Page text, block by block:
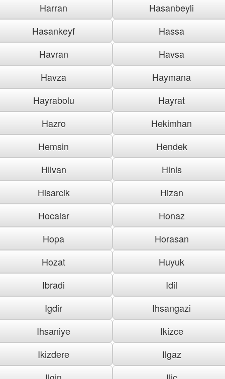
Harran
Hasanbeyli
Hasankeyf
Hassa
Havran
Havsa
Havza
Haymana
Hayrabolu
Hayrat
Hazro
Hekimhan
Hemsin
Hendek
Hilvan
Hinis
Hisarcik
Hizan
Hocalar
Honaz
Hopa
Horasan
Hozat
Huyuk
Ibradi
Idil
Igdir
Ihsangazi
Ihsaniye
Ikizce
Ikizdere
Ilgaz